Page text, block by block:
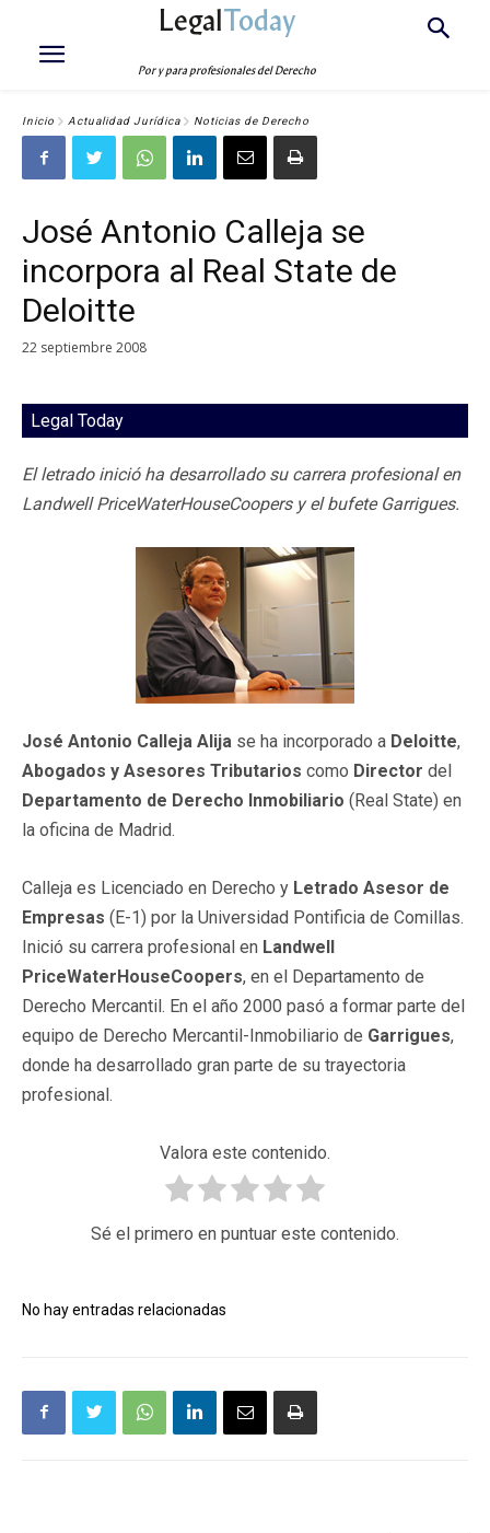
LegalToday
Por y para profesionales del Derecho
Inicio Actualidad Jurídica Noticias de Derecho
José Antonio Calleja se
incorpora al Real State de
Deloitte
22 septiembre 2008
Legal Today
El letrado inició ha desarrollado su carrera profesional en
Landwell PriceWaterHouseCoopers y el bufete Garrigues.
José Antonio Calleja Alija se ha incorporado a Deloitte,
Abogados y Asesores Tributarios como Director del
Departamento de Derecho Inmobiliario (Real State) en
la oficina de Madrid.
Calleja es Licenciado en Derecho y Letrado Asesor de
Empresas (E-1) por la Universidad Pontificia de Comillas.
Inició su carrera profesional en Landwell
PriceWaterHouseCoopers, en el Departamento de
Derecho Mercantil. En el año 2000 pasó a formar parte del
equipo de Derecho Mercantil-Inmobiliario de Garrigues,
donde ha desarrollado gran parte de su trayectoria
profesional.
Valora este contenido.
Sé el primero en puntuar este contenido.
No hay entradas relacionadas